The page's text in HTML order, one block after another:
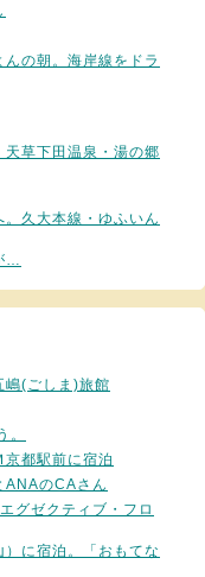
の朝。海岸線をドラ
草下田温泉・湯の郷
久大本線・ゆふいん
…
(ごしま)旅館
。
京都駅前に宿泊
ANAのCAさん
グゼクティブ・フロ
に宿泊。「おもてな